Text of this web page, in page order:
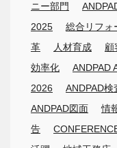
ニー部門
2025
総合リフォ
革
人材育成 顧
効率化
ANDPAD
2026
ANDPAD検
ANDPAD図面
情
告